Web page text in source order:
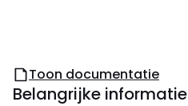
Toon documentatie
Belangrijke informatie